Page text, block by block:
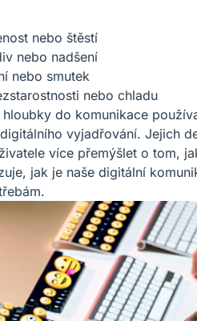
nebo štěstí
nebo nadšení
nebo smutek
nebo chladu
do komunikace
vyjadřování. Jejich
více přemýšlet o tom,
jak je naše digitální